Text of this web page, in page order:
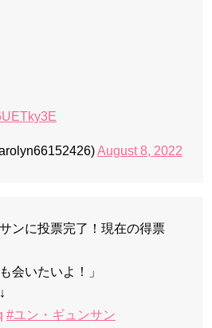
August 8, 2022
ンに投票完了！現在の得票
会いたいよ！」
#ユン・ギュンサン